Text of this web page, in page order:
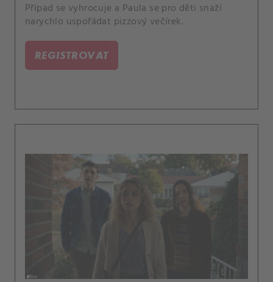
Případ se vyhrocuje a Paula se pro děti snaží
narychlo uspořádat pizzový večírek.
REGISTROVAT